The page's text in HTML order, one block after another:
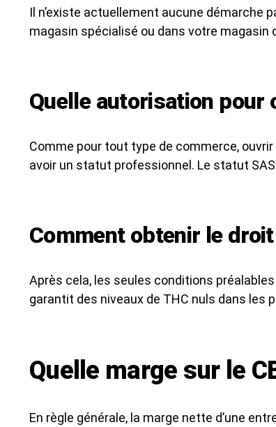
Il n’existe actuellement aucune démarche
magasin spécialisé ou dans votre magasin
Quelle autorisation pour
Comme pour tout type de commerce, ouvrir
avoir un statut professionnel. Le statut
Comment obtenir le
Après cela, les seules conditions
garantit des niveaux de THC nuls dans les
Quelle marge sur le
En règle générale, la marge nette d’une